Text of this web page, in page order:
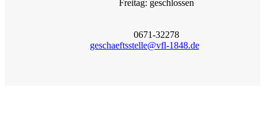
Freitag: geschlossen
0671-32278
geschaeftsstelle@vfl-1848.de